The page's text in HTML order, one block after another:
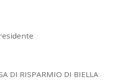
DI RISPARMIO DI BIELLA